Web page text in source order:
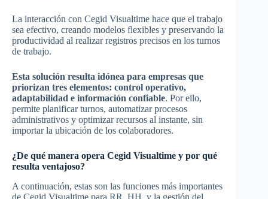
La interacción con Cegid Visualtime hace que el trabajo
sea efectivo, creando modelos flexibles y preservando la
productividad al realizar registros precisos en los turnos
de trabajo.
Esta solución resulta idónea para empresas que
priorizan tres elementos: control operativo,
adaptabilidad e información confiable. Por ello,
permite planificar turnos, automatizar procesos
administrativos y optimizar recursos al instante, sin
importar la ubicación de los colaboradores.
¿De qué manera opera Cegid Visualtime y por qué
resulta ventajoso?
A continuación, estas son las funciones más importantes
de Cegid Visualtime para RR. HH. y la gestión del